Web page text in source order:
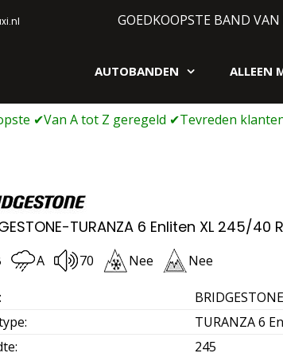
GOEDKOOPSTE BAND
AUTOBANDEN ALLEEN
TURANZA 6 Enliten XL 245/40
A 70 Nee Nee
:
BRIDGESTONE
:
TURANZA 6
:
245